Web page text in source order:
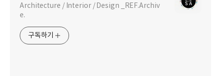
Architecture / Interior / Design _REF.Archiv
e.
구독하기